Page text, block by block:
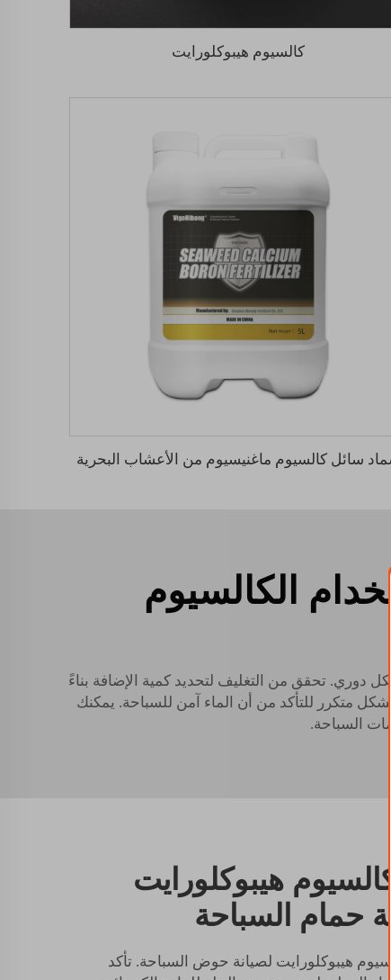
كالسيوم هيبوكلورايت
سائل كالسيوم ماغنيسيوم من الأعشاب البحرية
الكالسيوم
دوري. تحقق من التغليف لتحديد كمية الإضافة بناءً
متكرر للتأكد من أن الماء آمن للسباحة. يمكنك
هيبوكلورايت
حمام السباحة
هيبوكلورايت لصيانة حوض السباحة. تأكد